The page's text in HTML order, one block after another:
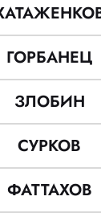
ГОРБАНЕЦ
ЗЛОБИН
СУРКОВ
ФАТТАХОВ